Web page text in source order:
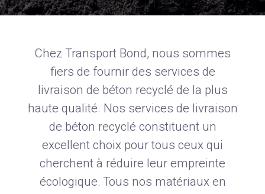
Chez Transport Bond, nous sommes
fiers de fournir des services de
livraison de béton recyclé de la plus
haute qualité. Nos services de livraison
de béton recyclé constituent un
excellent choix pour tous ceux qui
cherchent à réduire leur empreinte
écologique. Tous nos matériaux en